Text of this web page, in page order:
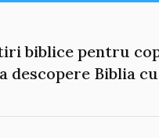
biblice pentru
descopere Biblia